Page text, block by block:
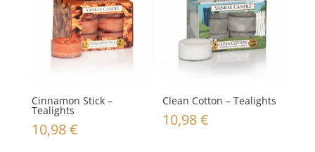
Cinnamon Stick –
Tealights
10,98€
Clean Cotton – Tealights
10,98€